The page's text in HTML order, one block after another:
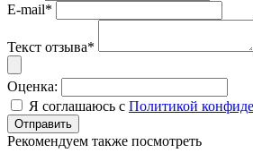
E-mail*
Текст отзыва*
Оценка:
Я соглашаюсь с Политикой
Рекомендуем также посмотреть